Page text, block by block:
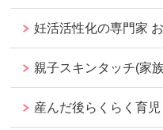
妊活活性化の専門家
親子スキンタッチ(家
産んだ後らくらく育児